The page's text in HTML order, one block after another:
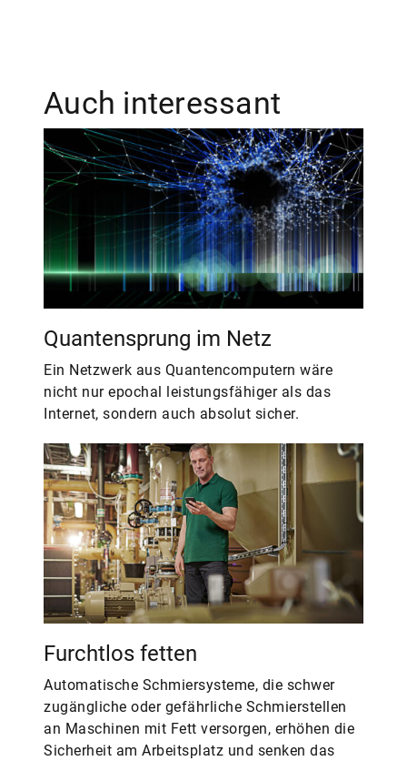
Auch interessant
Quantensprung im Netz
Ein Netzwerk aus Quantencomputern wäre
nicht nur epochal leistungsfähiger als das
Internet, sondern auch absolut sicher.
Furchtlos fetten
Automatische Schmiersysteme, die schwer
zugängliche oder gefährliche Schmierstellen
an Maschinen mit Fett versorgen, erhöhen die
Sicherheit am Arbeitsplatz und senken das